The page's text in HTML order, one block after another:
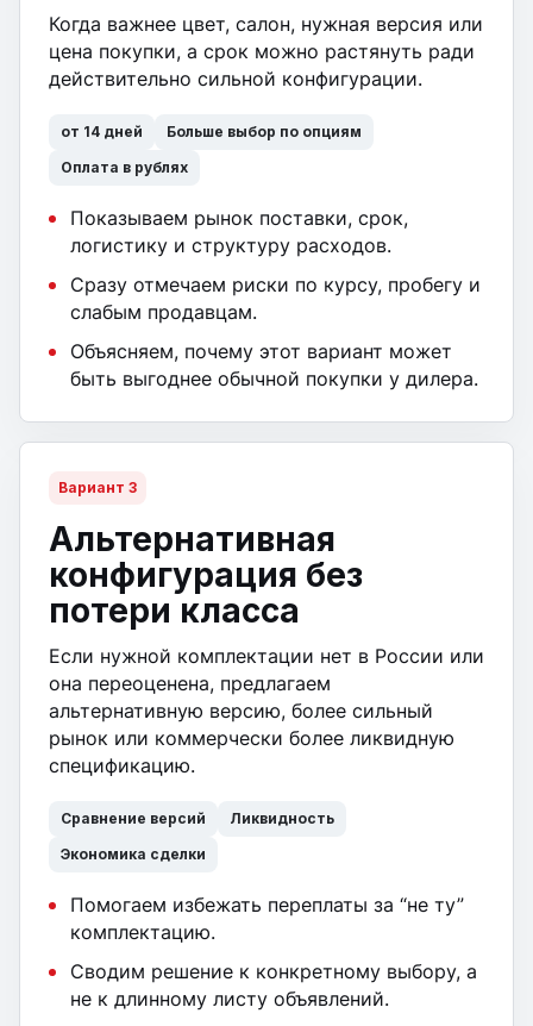
Когда важнее цвет, салон, нужная версия или
цена покупки, а срок можно растянуть ради
действительно сильной конфигурации.
от 14 дней
Больше выбор по опциям
Оплата в рублях
Показываем рынок поставки, срок,
логистику и структуру расходов.
Сразу отмечаем риски по курсу, пробегу и
слабым продавцам.
Объясняем, почему этот вариант может
быть выгоднее обычной покупки у дилера.
Вариант 3
Альтернативная
конфигурация без
потери класса
Если нужной комплектации нет в России или
она переоценена, предлагаем
альтернативную версию, более сильный
рынок или коммерчески более ликвидную
спецификацию.
Сравнение версий
Ликвидность
Экономика сделки
Помогаем избежать переплаты за “не ту”
комплектацию.
Сводим решение к конкретному выбору, а
не к длинному листу объявлений.